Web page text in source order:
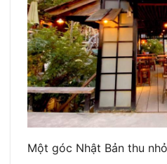
Một góc Nhật Bản thu nhỏ